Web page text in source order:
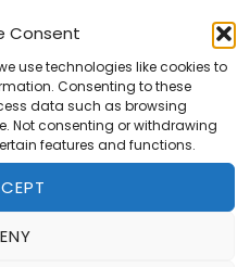
Consent
use technologies like cookies to
Consenting to these
data such as browsing
Not consenting or withdrawing
features and functions.
RECIENTES
¿fraude o genialidad?